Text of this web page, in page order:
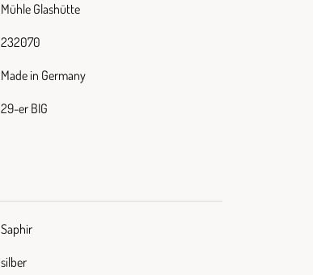
Mühle Glashütte
232070
Made in Germany
29-er BIG
Saphir
silber